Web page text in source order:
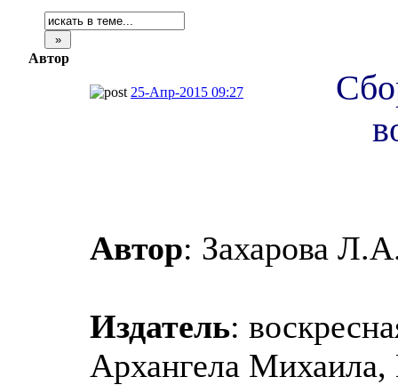
Автор
25-Апр-2015 09:27
Автор: Захарова
Издатель:
Архангела